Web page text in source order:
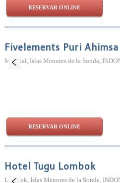
RESERVAR ONLINE
Fivelements Puri Ahimsa
Mambal, Islas Menores de la Sonda,
RESERVAR ONLINE
Hotel Tugu Lombok
Lombok, Islas Menores de la Sonda,